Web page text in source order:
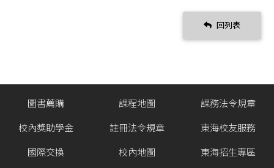
回列表
圖書薦購
校內獎助學金
國際交換
課程地圖
註冊法令規章
校內地圖
課務法令規章
東海校友服務
東海招生專區